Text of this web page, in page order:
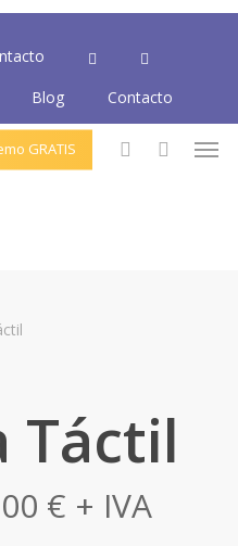
Blog Contacto
GRATIS
Táctil
€Rango
+ IVA